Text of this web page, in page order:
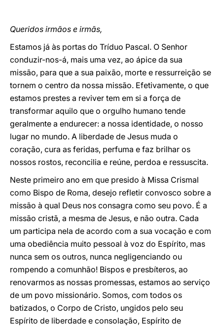
Queridos irmãos e irmãs,
Estamos já às portas do Tríduo Pascal. O Senhor
conduzir-nos-á, mais uma vez, ao ápice da sua
missão, para que a sua paixão, morte e ressurreição se
tornem o centro da nossa missão. Efetivamente, o que
estamos prestes a reviver tem em si a força de
transformar aquilo que o orgulho humano tende
geralmente a endurecer: a nossa identidade, o nosso
lugar no mundo. A liberdade de Jesus muda o
coração, cura as feridas, perfuma e faz brilhar os
nossos rostos, reconcilia e reúne, perdoa e ressuscita.
Neste primeiro ano em que presido à Missa Crismal
como Bispo de Roma, desejo refletir convosco sobre a
missão à qual Deus nos consagra como seu povo. É a
missão cristã, a mesma de Jesus, e não outra. Cada
um participa nela de acordo com a sua vocação e com
uma obediência muito pessoal à voz do Espírito, mas
nunca sem os outros, nunca negligenciando ou
rompendo a comunhão! Bispos e presbíteros, ao
renovarmos as nossas promessas, estamos ao serviço
de um povo missionário. Somos, com todos os
batizados, o Corpo de Cristo, ungidos pelo seu
Espírito de liberdade e consolação, Espírito de